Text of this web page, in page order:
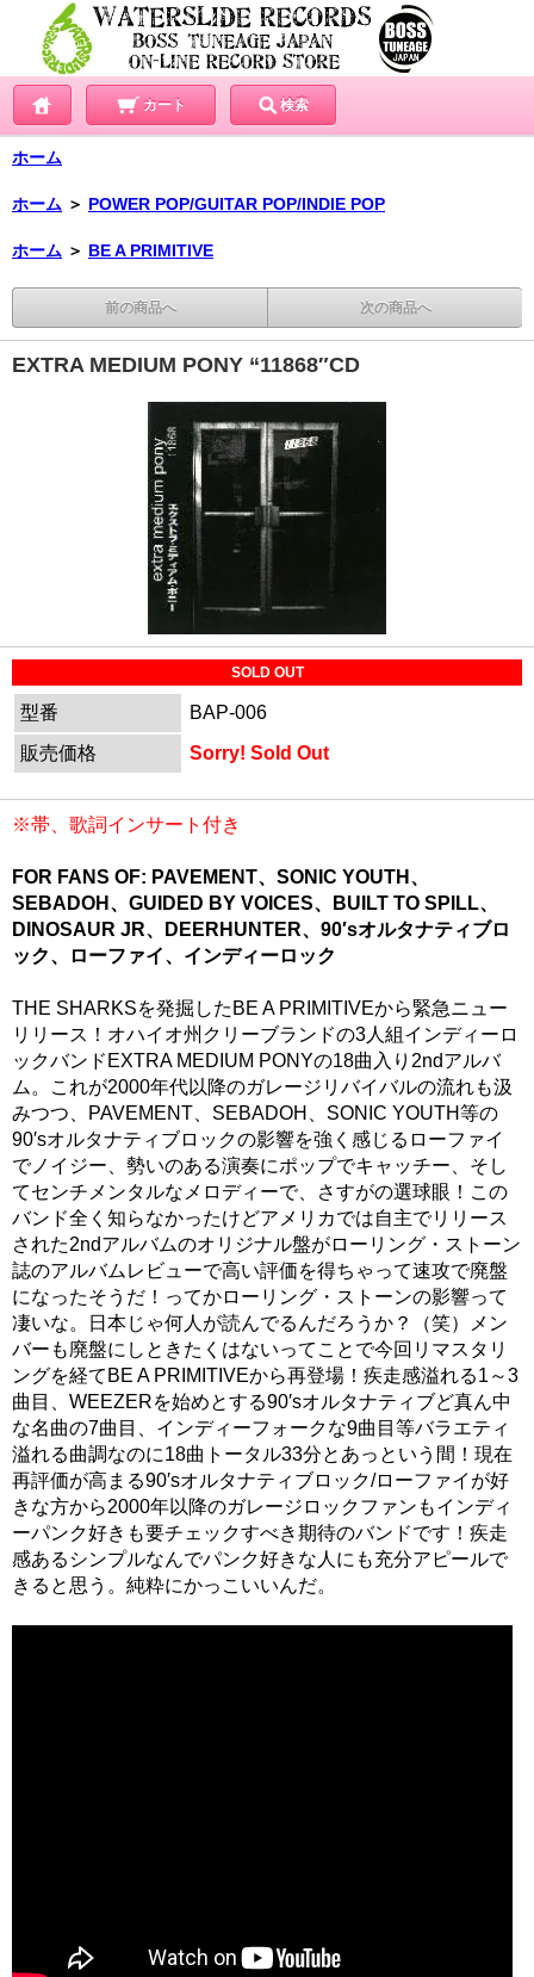
カート 検索
ホーム
ホーム ＞ POWER POP/GUITAR POP/INDIE POP
ホーム ＞ BE A PRIMITIVE
前の商品へ 次の商品へ
EXTRA MEDIUM PONY “11868″CD
SOLD OUT
型番
BAP-006
販売価格
Sorry! Sold Out
※帯、歌詞インサート付き
FOR FANS OF: PAVEMENT、SONIC YOUTH、
SEBADOH、GUIDED BY VOICES、BUILT TO SPILL、
DINOSAUR JR、DEERHUNTER、90′sオルタナティブロ
ック、ローファイ、インディーロック
THE SHARKSを発掘したBE A PRIMITIVEから緊急ニュー
リリース！オハイオ州クリーブランドの3人組インディーロ
ックバンドEXTRA MEDIUM PONYの18曲入り2ndアルバ
ム。これが2000年代以降のガレージリバイバルの流れも汲
みつつ、PAVEMENT、SEBADOH、SONIC YOUTH等の
90′sオルタナティブロックの影響を強く感じるローファイ
でノイジー、勢いのある演奏にポップでキャッチー、そし
てセンチメンタルなメロディーで、さすがの選球眼！この
バンド全く知らなかったけどアメリカでは自主でリリース
された2ndアルバムのオリジナル盤がローリング・ストーン
誌のアルバムレビューで高い評価を得ちゃって速攻で廃盤
になったそうだ！ってかローリング・ストーンの影響って
凄いな。日本じゃ何人が読んでるんだろうか？（笑）メン
バーも廃盤にしときたくはないってことで今回リマスタリ
ングを経てBE A PRIMITIVEから再登場！疾走感溢れる1～3
曲目、WEEZERを始めとする90′sオルタナティブど真ん中
な名曲の7曲目、インディーフォークな9曲目等バラエティ
溢れる曲調なのに18曲トータル33分とあっという間！現在
再評価が高まる90′sオルタナティブロック/ローファイが好
きな方から2000年以降のガレージロックファンもインディ
ーパンク好きも要チェックすべき期待のバンドです！疾走
感あるシンプルなんでパンク好きな人にも充分アピールで
きると思う。純粋にかっこいいんだ。